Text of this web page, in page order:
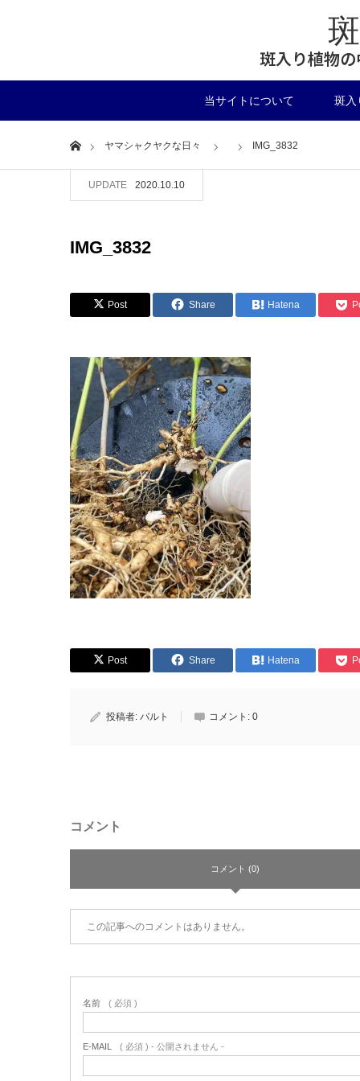
斑入り植物
当サイトについて 斑
Homeヤマシャクヤクな日々 IMG_3832
UPDATE 2020.10.10
IMG_3832
Post Share Hatena
Post Share Hatena
投稿者: バルト コメント: 0
コメント
コメント (0)
この記事へのコメントはありません。
名前 ( 必須 )
E-MAIL ( 必須 ) - 公開されません -